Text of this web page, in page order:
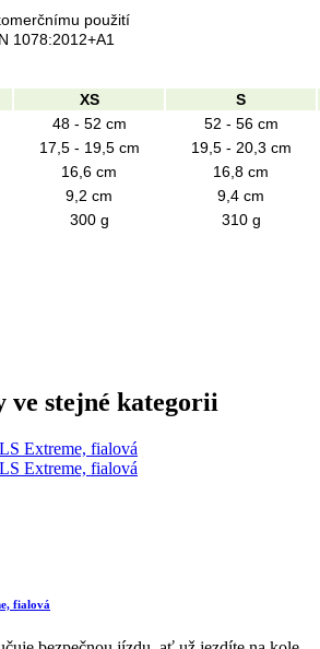
použití
1078:2012+A1
XS
S
48 - 52 cm
52 - 56 cm
17,5 - 19,5 cm
19,5 - 20,3 cm
16,6 cm
16,8 cm
9,2 cm
9,4 cm
300 g 310 g
ve stejné kategorii
fialová